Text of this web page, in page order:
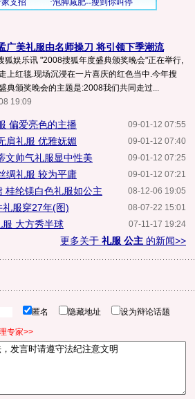
广美礼服由名师操刀 将引领下季潮流
狐娱乐讯 "2008搜狐年度盛典颁奖晚会"正在举行,
上红毯.现场沉浸在一片喜庆的红色当中.今年搜
典颁奖晚会的主题是:2008我们共同走过...
19:09
09-01-12 07:55
偏爱亮色的主播
09-01-12 07:40
肩礼服 优雅妩媚
09-01-12 07:25
文帅气礼服显中性美
09-01-12 07:21
绸礼服 较为平庸
08-12-06 19:05
桂纶镁白色礼服如公主
08-07-22 15:01
服穿27年(图)
07-11-17 19:24
服 大方秀半球
更多关于 礼服 公主 的新闻>>
匿名 隐藏地址 设为辩论话题
专家>>